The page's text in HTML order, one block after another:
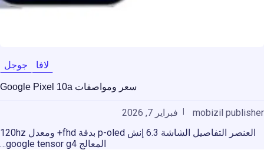
لافا جوجل
سعر ومواصفات Google Pixel 10a
mobizil publisher
فبراير 7, 2026
العنصر التفاصيل الشاشة 6.3 إنش p-oled بدقة fhd+ ومعدل 120hz
المعالج google tensor g4…